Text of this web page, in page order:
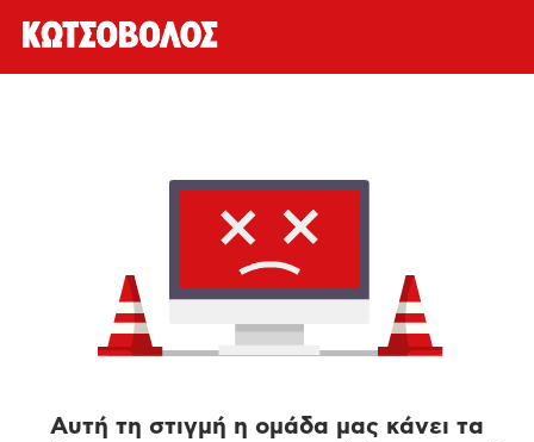
Αυτή τη στιγμή η ομάδα μας κάνει τα